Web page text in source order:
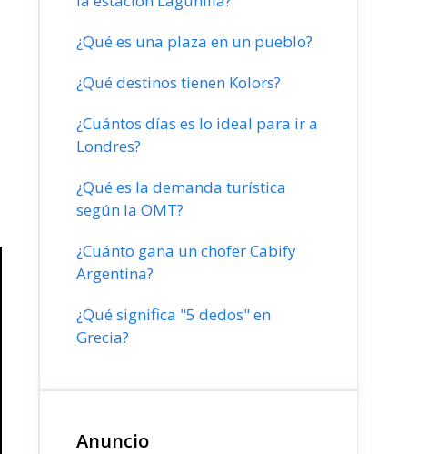
¿Qué es una plaza en un pueblo?
¿Qué destinos tienen Kolors?
¿Cuántos días es lo ideal para ir a
Londres?
¿Qué es la demanda turística
según la OMT?
¿Cuánto gana un chofer Cabify
Argentina?
¿Qué significa "5 dedos" en
Grecia?
Anuncio